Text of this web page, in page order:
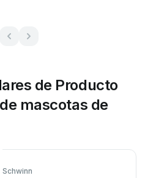
de Producto
mascotas de
Schwinn